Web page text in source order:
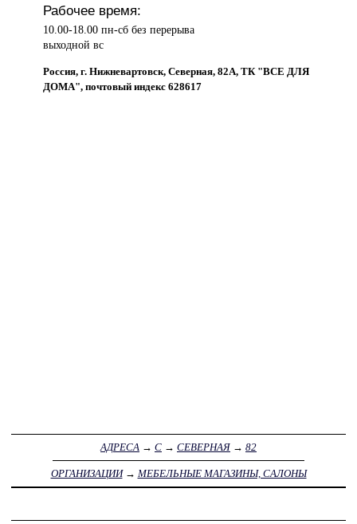
Рабочее время:
10.00-18.00 пн-сб без перерыва
выходной вс
Россия, г. Нижневартовск, Северная, 82А, ТК "ВСЕ ДЛЯ
ДОМА", почтовый индекс 628617
АДРЕСА → С → СЕВЕРНАЯ → 82
ОРГАНИЗАЦИИ→ МЕБЕЛЬНЫЕ МАГАЗИНЫ, САЛОНЫ